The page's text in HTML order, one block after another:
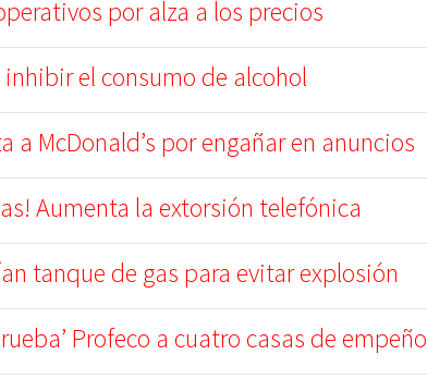
por alza a los precios
inhibir el consumo de alcohol
a McDonald’s por engañar en anuncios
Aumenta la extorsión telefónica
tanque de gas para evitar explosión
Profeco a cuatro casas de empeño